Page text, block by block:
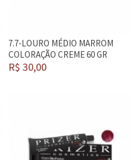
7.7-LOURO MÉDIO MARROM
COLORAÇÃO CREME 60 GR
R$ 30,00